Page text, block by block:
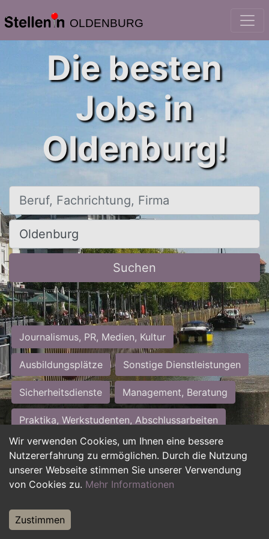
OLDENBURG
Wir verwenden Cookies, um Ihnen eine bessere
Nutzererfahrung zu ermöglichen. Durch die Nutzung
unserer Webseite stimmen Sie unserer Verwendung
von Cookies zu. Mehr Informationen
Zustimmen
Die besten
Jobs in
Oldenburg!
Beruf, Fachrichtung, Firma
Ort, Stadt
Suchen
Journalismus, PR, Medien, Kultur
Ausbildungsplätze Sonstige Dienstleistungen
Sicherheitsdienste Management, Beratung
Praktika, Werkstudenten, Abschlussarbeiten
Personalwesen Assistenz, Sekretariat
Hilfskräfte, Aushilfs- und Nebenjobs
Weiterbildung, Studium, duale Ausbildung